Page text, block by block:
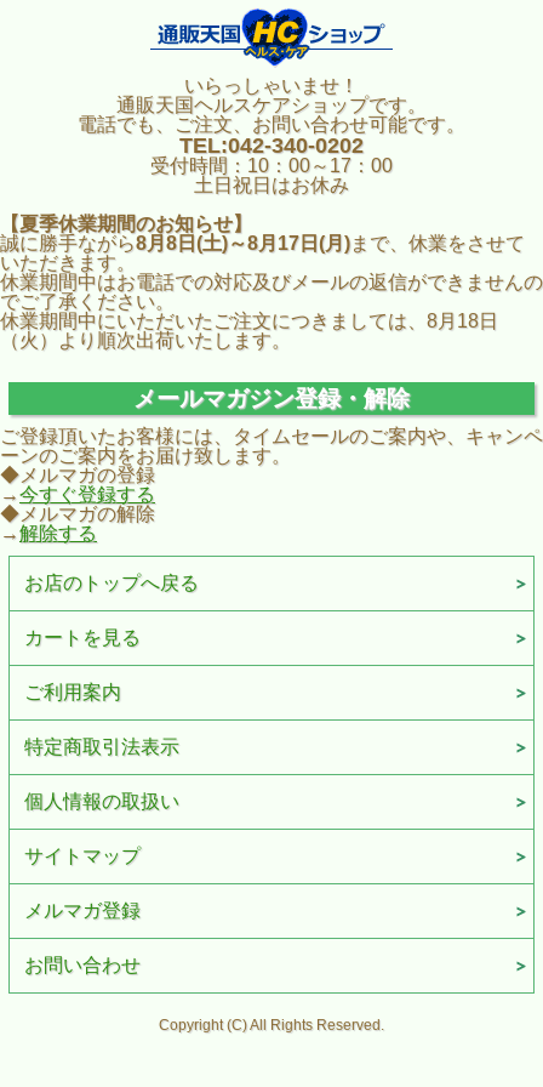
いらっしゃいませ！
通販天国ヘルスケアショップです。
電話でも、ご注文、お問い合わせ可能です。
TEL:042-340-0202
受付時間：10：00～17：00
土日祝日はお休み
【夏季休業期間のお知らせ】
誠に勝手ながら8月8日(土)～8月17日(月)まで、休業をさせて
いただきます。
休業期間中はお電話での対応及びメールの返信ができませんの
でご了承ください。
休業期間中にいただいたご注文につきましては、8月18日
（火）より順次出荷いたします。
メールマガジン登録・解除
ご登録頂いたお客様には、タイムセールのご案内や、キャンペ
ーンのご案内をお届け致します。
◆メルマガの登録
→今すぐ登録する
◆メルマガの解除
→解除する
お店のトップへ戻る
カートを見る
ご利用案内
特定商取引法表示
個人情報の取扱い
サイトマップ
メルマガ登録
お問い合わせ
Copyright (C) All Rights Reserved.